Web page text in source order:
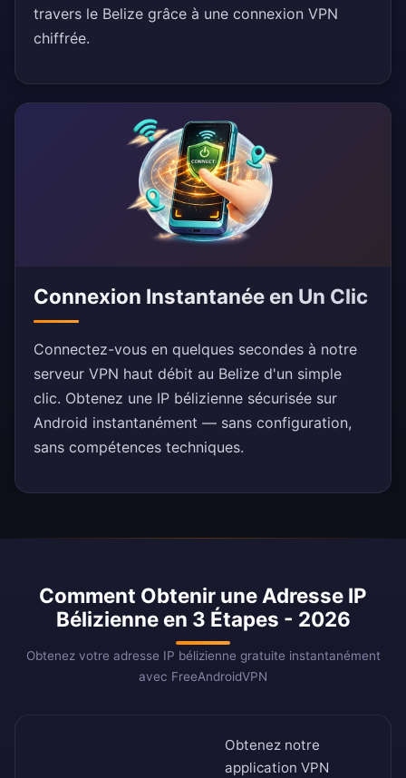
travers le Belize grâce à une connexion VPN
chiffrée.
Connexion Instantanée en Un Clic
Connectez-vous en quelques secondes à notre
serveur VPN haut débit au Belize d'un simple
clic. Obtenez une IP bélizienne sécurisée sur
Android instantanément — sans configuration,
sans compétences techniques.
Comment Obtenir une Adresse IP
Bélizienne en 3 Étapes - 2026
Obtenez votre adresse IP bélizienne gratuite instantanément
avec FreeAndroidVPN
Obtenez notre
application VPN